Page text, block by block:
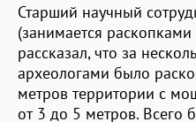
Старший научный
(занимается
рассказал, что за
археологами было
метров территории с
от 3 до 5 метров. Всего